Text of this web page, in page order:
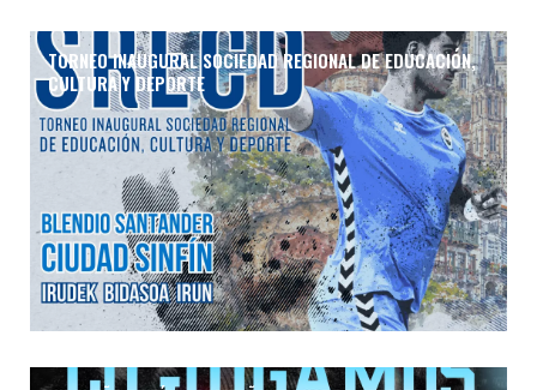
TORNEO INAUGURAL SOCIEDAD REGIONAL DE EDUCACIÓN,
CULTURA Y DEPORTE